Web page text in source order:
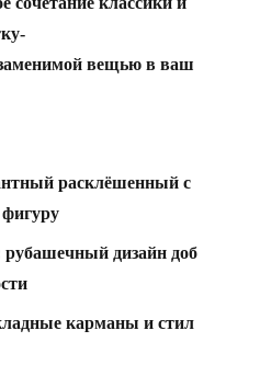
вещью в ваш
расклёшенный с
фигуру
рубашечный дизайн доб
карманы и стил